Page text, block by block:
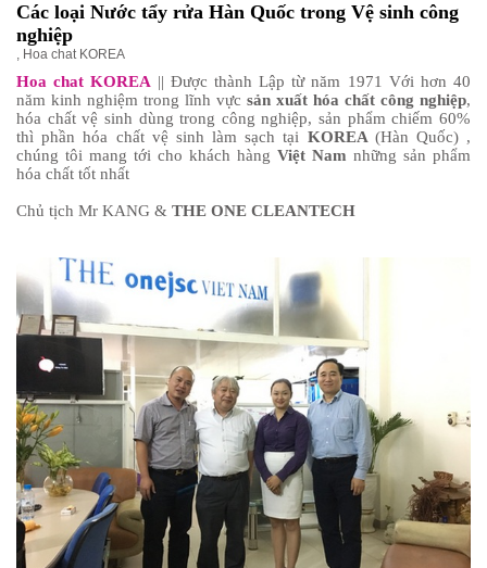
Các loại Nước tẩy rửa Hàn Quốc trong Vệ sinh công
nghiệp
, Hoa chat KOREA
Hoa chat KOREA || Được thành Lập từ năm 1971 Với hơn 40
năm kinh nghiệm trong lĩnh vực sản xuất hóa chất công nghiệp,
hóa chất vệ sinh dùng trong công nghiệp, sản phẩm chiếm 60%
thì phần hóa chất vệ sinh làm sạch tại KOREA (Hàn Quốc) ,
chúng tôi mang tới cho khách hàng Việt Nam những sản phẩm
hóa chất tốt nhất
Chủ tịch Mr KANG & THE ONE CLEANTECH